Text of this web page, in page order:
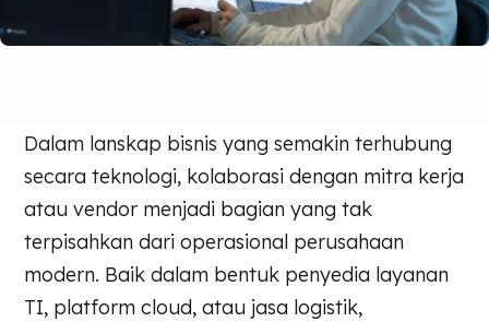
Dalam lanskap bisnis yang semakin terhubung
secara teknologi, kolaborasi dengan mitra kerja
atau vendor menjadi bagian yang tak
terpisahkan dari operasional perusahaan
modern. Baik dalam bentuk penyedia layanan
TI, platform cloud, atau jasa logistik,